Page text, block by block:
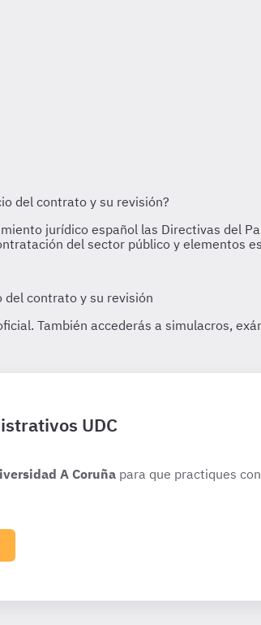
UDC
A Coruña para que practiques con